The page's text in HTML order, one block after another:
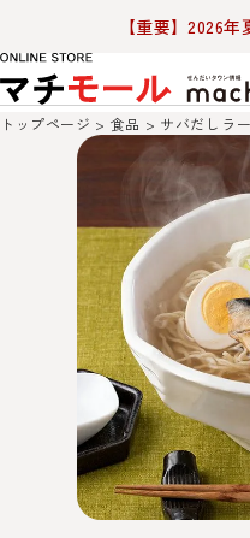
【重要】2026
トップページ 食品 サバだしラ